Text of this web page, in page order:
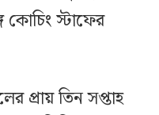
স্টাফের
প্রায় তিন সপ্তাহ